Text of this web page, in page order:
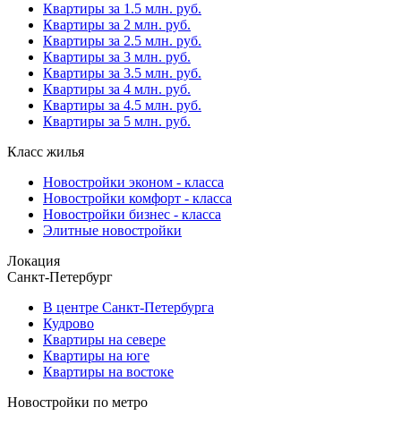
Квартиры за 1.5 млн. руб.
Квартиры за 2 млн. руб.
Квартиры за 2.5 млн. руб.
Квартиры за 3 млн. руб.
Квартиры за 3.5 млн. руб.
Квартиры за 4 млн. руб.
Квартиры за 4.5 млн. руб.
Квартиры за 5 млн. руб.
Класс жилья
Новостройки эконом - класса
Новостройки комфорт - класса
Новостройки бизнес - класса
Элитные новостройки
Локация
Санкт-Петербург
В центре Санкт-Петербурга
Кудрово
Квартиры на севере
Квартиры на юге
Квартиры на востоке
Новостройки по метро